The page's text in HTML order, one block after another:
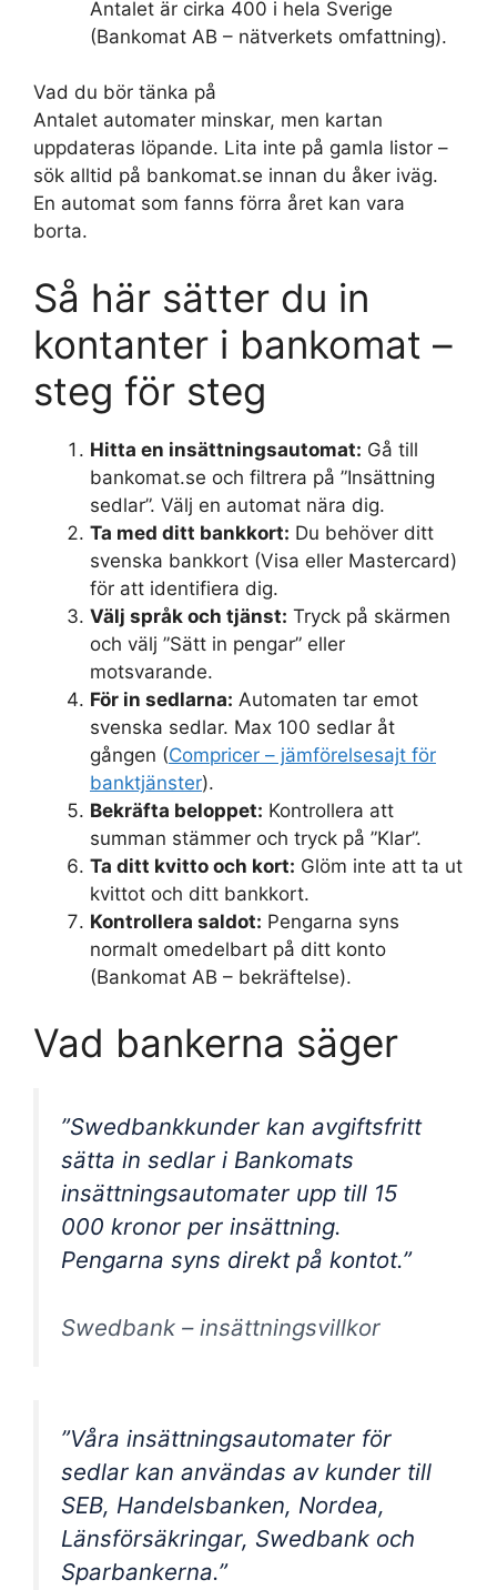
Antalet är cirka 400 i hela Sverige
(Bankomat AB – nätverkets omfattning).
Vad du bör tänka på
Antalet automater minskar, men kartan
uppdateras löpande. Lita inte på gamla listor –
sök alltid på bankomat.se innan du åker iväg.
En automat som fanns förra året kan vara
borta.
Så här sätter du in
kontanter i bankomat –
steg för steg
Hitta en insättningsautomat: Gå till
bankomat.se och filtrera på ”Insättning
sedlar”. Välj en automat nära dig.
Ta med ditt bankkort: Du behöver ditt
svenska bankkort (Visa eller Mastercard)
för att identifiera dig.
Välj språk och tjänst: Tryck på skärmen
och välj ”Sätt in pengar” eller
motsvarande.
För in sedlarna: Automaten tar emot
svenska sedlar. Max 100 sedlar åt
gången (Compricer – jämförelsesajt för
banktjänster).
Bekräfta beloppet: Kontrollera att
summan stämmer och tryck på ”Klar”.
Ta ditt kvitto och kort: Glöm inte att ta ut
kvittot och ditt bankkort.
Kontrollera saldot: Pengarna syns
normalt omedelbart på ditt konto
(Bankomat AB – bekräftelse).
Vad bankerna säger
”Swedbankkunder kan avgiftsfritt
sätta in sedlar i Bankomats
insättningsautomater upp till 15
000 kronor per insättning.
Pengarna syns direkt på kontot.”
Swedbank – insättningsvillkor
”Våra insättningsautomater för
sedlar kan användas av kunder till
SEB, Handelsbanken, Nordea,
Länsförsäkringar, Swedbank och
Sparbankerna.”